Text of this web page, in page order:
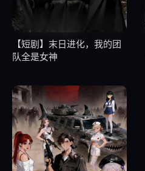
【短剧】末日进化，我的团
队全是女神